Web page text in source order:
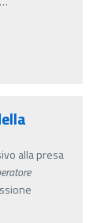
alla presa